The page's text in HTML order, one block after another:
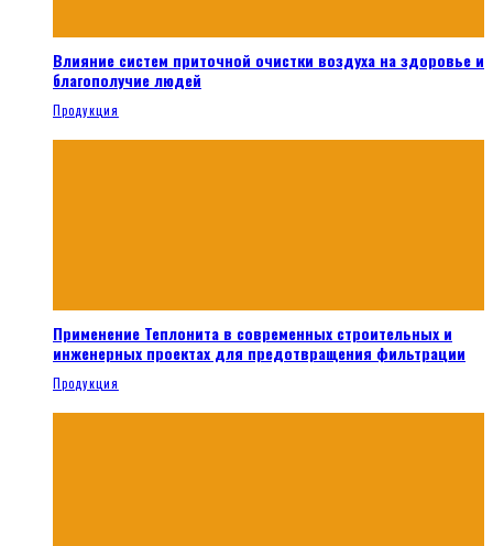
Влияние систем приточной очистки воздуха на здоровье и
благополучие людей
Продукция
Применение Теплонита в современных строительных и
инженерных проектах для предотвращения фильтрации
Продукция